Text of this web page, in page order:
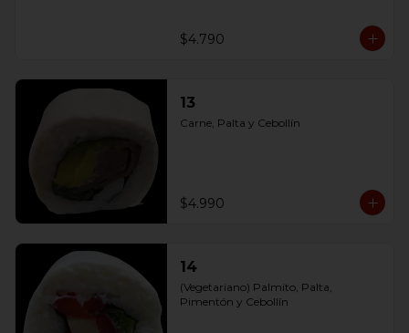
$4.790
13
Carne, Palta y Cebollín
$4.990
14
(Vegetariano) Palmito, Palta,
Pimentón y Cebollín